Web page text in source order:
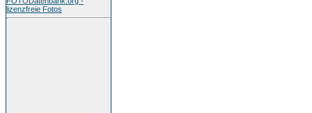
lizenzfreie Fotos